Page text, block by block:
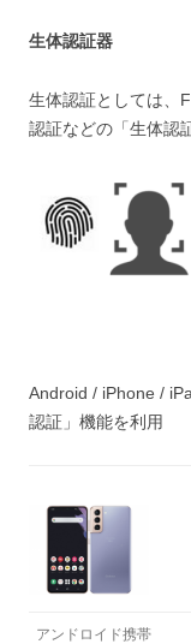
生体認証器
生体認証としては、
認証などの「生体認
Android / iPhone /
認証」機能を利用
アンドロイド携帯